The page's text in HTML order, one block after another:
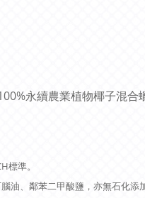
永續農業植物椰子混
標準。
油、鄰苯二甲酸鹽，亦無石化添加